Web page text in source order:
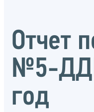
Отчет
№5-
год